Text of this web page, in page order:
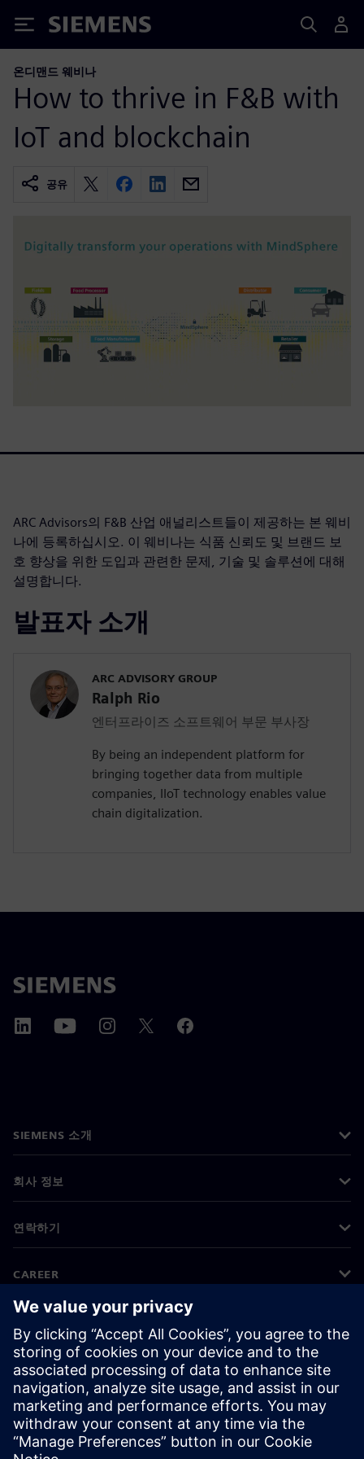
Siemens
온디맨드 웨비나
How to thrive in F&B with
IoT and blockchain
공유
ARC Advisors의 F&B 산업 애널리스트들이 제공하는 본 웨비
나에 등록하십시오. 이 웨비나는 식품 신뢰도 및 브랜드 보
호 향상을 위한 도입과 관련한 문제, 기술 및 솔루션에 대해
설명합니다.
발표자 소개
ARC ADVISORY GROUP
Ralph Rio
엔터프라이즈 소프트웨어 부문 부사장
By being an independent platform for
bringing together data from multiple
companies, IIoT technology enables value
chain digitalization.
SIEMENS 소개
회사 정보
연락하기
CAREER
©Siemens 2026
기업 정보
개인정보 처리방침